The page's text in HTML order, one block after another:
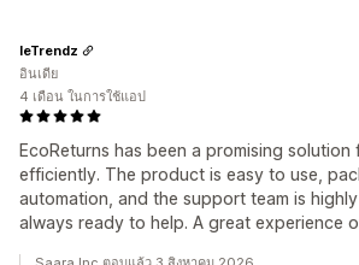
EcoReturns has been a promising
efficiently. The product is easy to use,
automation, and the support team is
always ready to help. A great experience
leTrendz
อินเดีย
4 เดือน ในการใช้แอป